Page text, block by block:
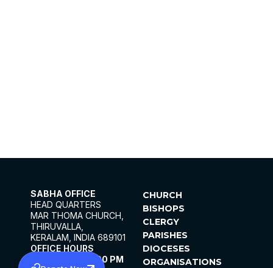
SABHA OFFICE
HEAD QUARTERS
MAR THOMA CHURCH,
THIRUVALLA,
KERALAM, INDIA 689101
OFFICE HOURS
10:00 AM TO 5:00 PM
CHURCH
BISHOPS
CLERGY
PARISHES
DIOCESES
ORGANISATIONS